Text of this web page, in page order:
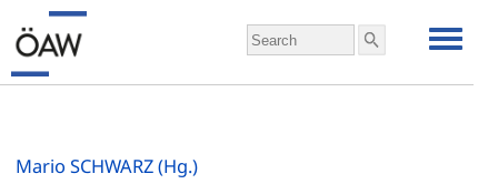
Mario SCHWARZ (Hg.)